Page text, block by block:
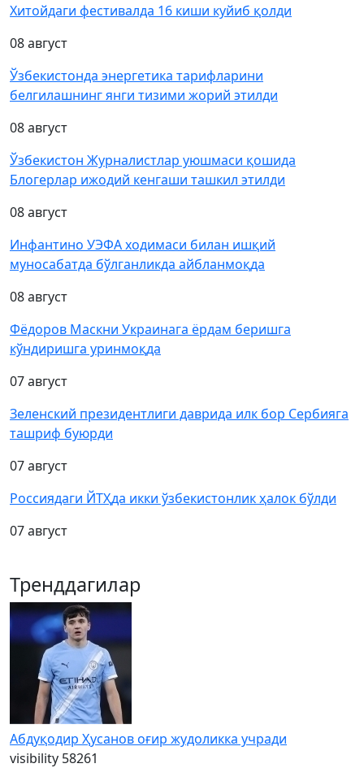
Хитойдаги фестивалда 16 киши куйиб қолди
08 август
Ўзбекистонда энергетика тарифларини
белгилашнинг янги тизими жорий этилди
08 август
Ўзбекистон Журналистлар уюшмаси қошида
Блогерлар ижодий кенгаши ташкил этилди
08 август
Инфантино УЭФА ходимаси билан ишқий
муносабатда бўлганликда айбланмоқда
08 август
Фёдоров Маскни Украинага ёрдам беришга
кўндиришга уринмоқда
07 август
Зеленский президентлиги даврида илк бор Сербияга
ташриф буюрди
07 август
Россиядаги ЙТҲда икки ўзбекистонлик ҳалок бўлди
07 август
Тренддагилар
Абдуқодир Ҳусанов оғир жудоликка учради
visibility 58261